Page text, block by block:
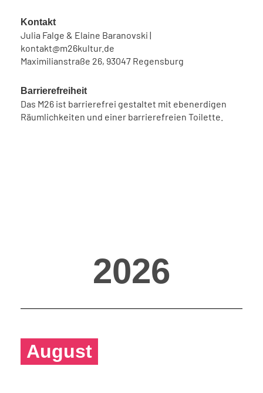
Kontakt
Julia Falge & Elaine Baranovski |
kontakt@m26kultur.de
Maximilianstraße 26, 93047 Regensburg
Barrierefreiheit
Das M26 ist barrierefrei gestaltet mit ebenerdigen
Räumlichkeiten und einer barrierefreien Toilette.
2026
August